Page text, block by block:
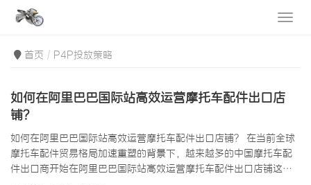
首页 P4P投放策略
如何在阿里巴巴国际站高效运营摩托车配件出口店
铺？
如何在阿里巴巴国际站高效运营摩托车配件出口店铺？ 在当前全球
摩托车配件贸易格局加速重塑的背景下，越来越多的中国摩托车配
件出口商开始在阿里巴巴国际站高效运营摩托车配件出口店铺这一